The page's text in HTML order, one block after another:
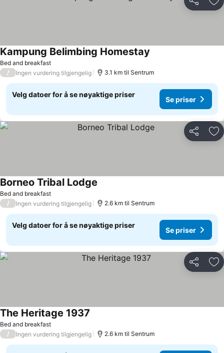
Del
Bed and breakfast
Kampung Belimbing Homestay
/ Ingen vurdering tilgjengelig 3.1 km til Sentrum
Velg datoer for å se nøyaktige priser
Se priser
Del
Bed and breakfast
Borneo Tribal Lodge
/ Ingen vurdering tilgjengelig 2.6 km til Sentrum
Velg datoer for å se nøyaktige priser
Se priser
Del
Bed and breakfast
The Heritage 1937
/ Ingen vurdering tilgjengelig 2.6 km til Sentrum